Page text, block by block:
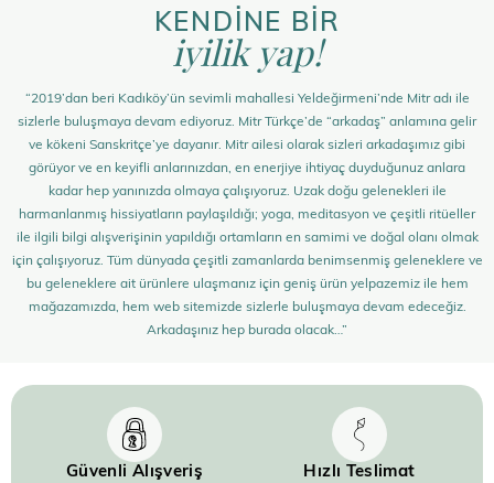
KENDİNE BİR
iyilik yap!
“2019’dan beri Kadıköy’ün sevimli mahallesi Yeldeğirmeni’nde Mitr adı ile
sizlerle buluşmaya devam ediyoruz. Mitr Türkçe’de “arkadaş” anlamına gelir
ve kökeni Sanskritçe’ye dayanır. Mitr ailesi olarak sizleri arkadaşımız gibi
görüyor ve en keyifli anlarınızdan, en enerjiye ihtiyaç duyduğunuz anlara
kadar hep yanınızda olmaya çalışıyoruz. Uzak doğu gelenekleri ile
harmanlanmış hissiyatların paylaşıldığı; yoga, meditasyon ve çeşitli ritüeller
ile ilgili bilgi alışverişinin yapıldığı ortamların en samimi ve doğal olanı olmak
için çalışıyoruz. Tüm dünyada çeşitli zamanlarda benimsenmiş geleneklere ve
bu geleneklere ait ürünlere ulaşmanız için geniş ürün yelpazemiz ile hem
mağazamızda, hem web sitemizde sizlerle buluşmaya devam edeceğiz.
Arkadaşınız hep burada olacak…”
Güvenli Alışveriş Hızlı Teslimat